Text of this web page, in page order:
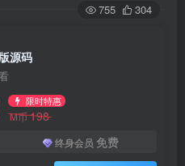
755 304
源码
限时特惠
M币198
终身会员 免费